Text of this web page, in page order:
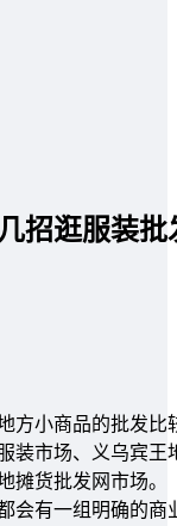
招逛服装批
方小商品的批发
装市场、义乌宾
摊货批发网市场。
会有一组明确的